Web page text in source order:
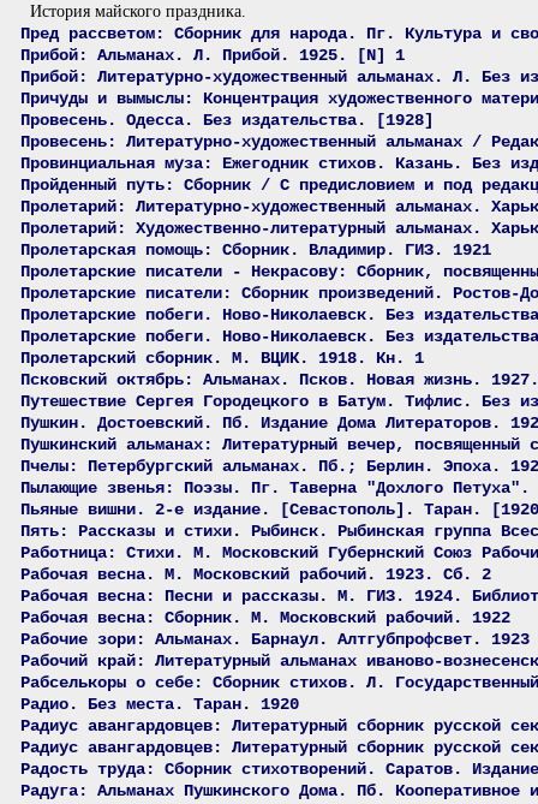
История майского праздника.
Пред рассветом: Сборник для народа. Пг. Культура и
Прибой: Альманах. Л. Прибой. 1925. [N] 1
Прибой: Литературно-художественный альманах. Л. Без
Причуды и вымыслы: Концентрация художественного
Провесень. Одесса. Без издательства. [1928]
Провесень: Литературно-художественный альманах /
Провинциальная муза: Ежегодник стихов. Казань. Без
Пройденный путь: Сборник / С предисловием и под
Пролетарий: Литературно-художественный альманах.
Пролетарий: Художественно-литературный альманах.
Пролетарская помощь: Сборник. Владимир. ГИЗ. 1921
Пролетарские писатели - Некрасову: Сборник,
Пролетарские писатели: Сборник произведений.
Пролетарские побеги. Ново-Николаевск. Без
Пролетарские побеги. Ново-Николаевск. Без
Пролетарский сборник. М. ВЦИК. 1918. Кн. 1
Псковский октябрь: Альманах. Псков. Новая жизнь.
Путешествие Сергея Городецкого в Батум. Тифлис. Без
Пушкин. Достоевский. Пб. Издание Дома Литераторов.
Пушкинский альманах: Литературный вечер,
Пчелы: Петербургский альманах. Пб.; Берлин. Эпоха.
Пылающие звенья: Поэзы. Пг. Таверна "Дохлого Петуха".
Пьяные вишни. 2-е издание. [Севастополь]. Таран.
Пять: Рассказы и стихи. Рыбинск. Рыбинская группа
Работница: Стихи. М. Московский Губернский Союз
Рабочая весна. М. Московский рабочий. 1923. Сб. 2
Рабочая весна: Песни и рассказы. М. ГИЗ. 1924.
Рабочая весна: Сборник. М. Московский рабочий. 1922
Рабочие зори: Альманах. Барнаул. Алтгубпрофсвет. 1923
Рабочий край: Литературный альманах иваново-
Рабселькоры о себе: Сборник стихов. Л.
Радио. Без места. Таран. 1920
Радиус авангардовцев: Литературный сборник русской
Радиус авангардовцев: Литературный сборник русской
Радость труда: Сборник стихотворений. Саратов.
Радуга: Альманах Пушкинского Дома. Пб. Кооперативное